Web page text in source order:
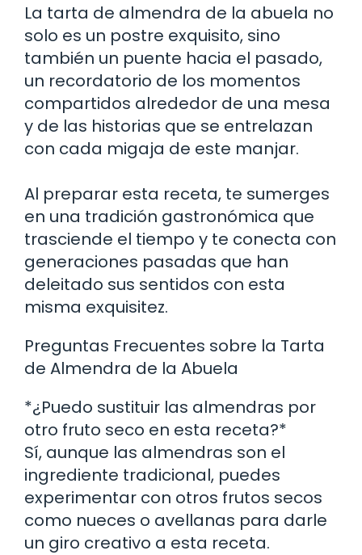
La tarta de almendra de la abuela no
solo es un postre exquisito, sino
también un puente hacia el pasado,
un recordatorio de los momentos
compartidos alrededor de una mesa
y de las historias que se entrelazan
con cada migaja de este manjar.
Al preparar esta receta, te sumerges
en una tradición gastronómica que
trasciende el tiempo y te conecta con
generaciones pasadas que han
deleitado sus sentidos con esta
misma exquisitez.
Preguntas Frecuentes sobre la Tarta
de Almendra de la Abuela
*¿Puedo sustituir las almendras por
otro fruto seco en esta receta?*
Sí, aunque las almendras son el
ingrediente tradicional, puedes
experimentar con otros frutos secos
como nueces o avellanas para darle
un giro creativo a esta receta.